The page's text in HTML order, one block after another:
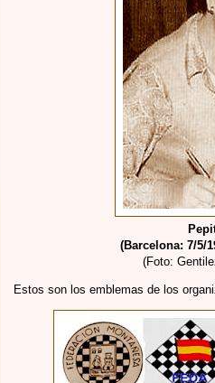
(Barcelona: 7/5/
(Foto:
Estos son los emblemas de los